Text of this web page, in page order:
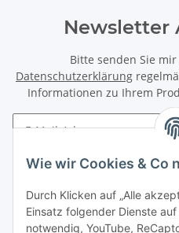
Wie wir Cookies & Co
Durch Klicken auf „Alle
Einsatz folgender Dienste
notwendig, YouTube,
Newsletter
Bitte senden Sie
Datenschutzerklärung
Informationen zu Ihrem
Informationen